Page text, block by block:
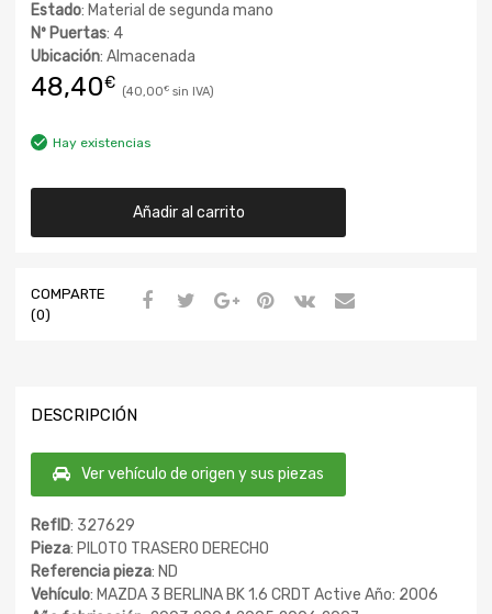
Estado: Material de segunda mano
Nº Puertas: 4
Ubicación: Almacenada
48,40€ 40,00€
Hay existencias
Añadir al carrito
COMPARTE
(0)
DESCRIPCIÓN
Ver vehículo de origen y sus piezas
RefID: 327629
Pieza: PILOTO TRASERO DERECHO
Referencia pieza: ND
Vehículo: MAZDA 3 BERLINA BK 1.6 CRDT Active Año: 2006